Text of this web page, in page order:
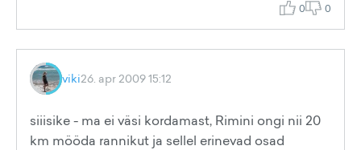
0 0
viki26. apr 2009 15:12
siiisike - ma ei väsi kordamast, Rimini ongi nii 20
km mööda rannikut ja sellel erinevad osad